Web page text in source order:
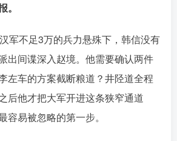
。
军不足3万的兵力悬殊下，韩信没有
出间谍深入赵境󠄹󠅀󠄪󠄢󠄡󠄦󠄞󠄧󠄣󠄞󠄢󠄡󠄦󠄞󠄩󠄤󠅬󠅅󠅃󠄵󠅂󠄪󠅗󠅥󠅕󠅣󠅤󠅬󠅄󠄹󠄽󠄵󠄪󠄢󠄠󠄢󠄦󠄝󠄠󠄨󠄝󠄠󠄦󠄐󠄡󠄧󠄪󠄠󠄠󠄪󠄣󠄡󠅬󠅨󠅙󠅑󠅟󠅗󠅒󠄞󠅓󠅟󠅝󠄐󠇕󠆠󠅿󠇖󠆄󠆩󠇕󠅿󠆈󠇗󠆭󠆁󠄐󠇗󠅹󠅸󠇖󠆍󠅳󠇖󠅹󠅰󠇖󠆌󠅹。他需要确认两件
左车的方案截断粮道？井陉道全程
后他才把大军开进这条狭窄通道
易被忽略的第一步。󠄹󠅀󠄪󠄢󠄡󠄦󠄞󠄧󠄣󠄞󠄢󠄡󠄦󠄞󠄩󠄤󠅬󠅅󠅃󠄵󠅂󠄪󠅗󠅥󠅕󠅣󠅤󠅬󠅄󠄹󠄽󠄵󠄪󠄢󠄠󠄢󠄦󠄝󠄠󠄨󠄝󠄠󠄦󠄐󠄡󠄧󠄪󠄠󠄠󠄪󠄣󠄡󠅬󠅨󠅙󠅑󠅟󠅗󠅒󠄞󠅓󠅟󠅝󠄐󠇕󠆠󠅿󠇖󠆄󠆩󠇕󠅿󠆈󠇗󠆭󠆁󠄐󠇗󠅹󠅸󠇖󠆍󠅳󠇖󠅹󠅰󠇖󠆌󠅹